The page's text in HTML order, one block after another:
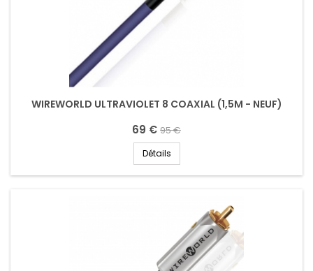
WIREWORLD ULTRAVIOLET 8 COAXIAL (1,5M - NEUF)
69 € 95 €
Détails